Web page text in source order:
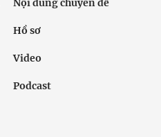
Nội dung chuyên đề
Hồ sơ
Video
Podcast